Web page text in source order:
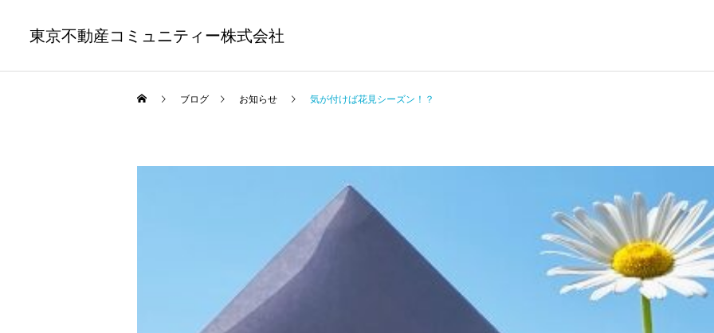
東京不動産コミュニティー株式会社
ブログ お知らせ 気が付けば花見シーズン！？